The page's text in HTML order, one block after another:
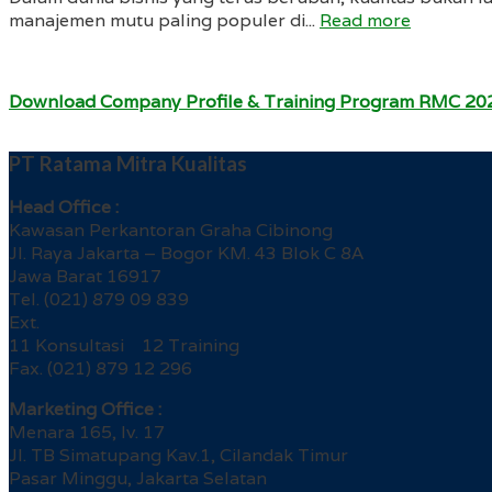
manajemen mutu paling populer di... Read more
Download Company Profile & Training Program RMC
PT Ratama Mitra Kualitas
Head Office :
Kawasan Perkantoran Graha Cibinong
Jl. Raya Jakarta – Bogor KM. 43 Blok C 8A
Jawa Barat 16917
Tel. (021) 879 09 839
Ext.
11 Konsultasi 12 Training
Fax. (021) 879 12 296
Marketing Office :
Menara 165, lv. 17
Jl. TB Simatupang Kav.1, Cilandak Timur
Pasar Minggu, Jakarta Selatan